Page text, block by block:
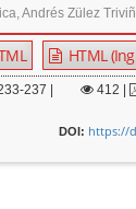
Andrés Zülez
HTML
237 | 412 |
DOI: https://